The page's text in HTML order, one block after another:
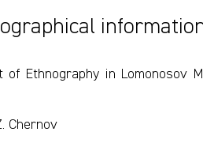
of Ethnography in Lomonosov
Chernov